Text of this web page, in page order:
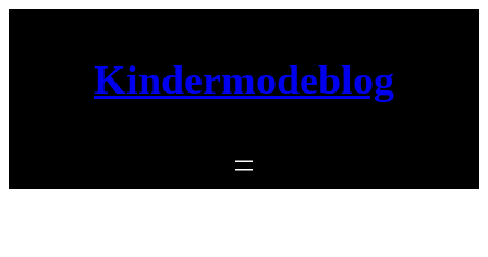
Kindermodeblog